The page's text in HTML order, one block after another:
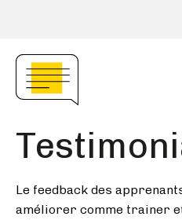
Le feedback des
améliorer comme trainer